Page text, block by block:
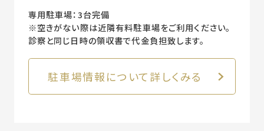
専用駐車場：3台完備
※空きがない際は近隣有料駐車場をご利用ください。
診察と同じ日時の領収書で代金負担致します。
駐車場情報について詳しくみる